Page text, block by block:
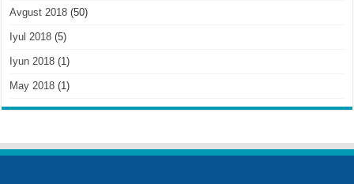
Avgust 2018 (50)
Iyul 2018 (5)
Iyun 2018 (1)
May 2018 (1)